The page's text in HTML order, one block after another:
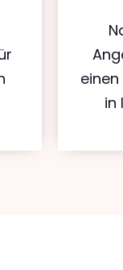
in